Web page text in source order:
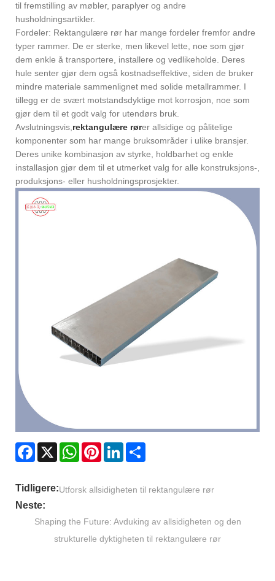
til fremstilling av møbler, paraplyer og andre
husholdningsartikler.
Fordeler: Rektangulære rør har mange fordeler fremfor andre
typer rammer. De er sterke, men likevel lette, noe som gjør
dem enkle å transportere, installere og vedlikeholde. Deres
hule senter gjør dem også kostnadseffektive, siden de bruker
mindre materiale sammenlignet med solide metallrammer. I
tillegg er de svært motstandsdyktige mot korrosjon, noe som
gjør dem til et godt valg for utendørs bruk.
Avslutningsvis,rektangulære rører allsidige og pålitelige
komponenter som har mange bruksområder i ulike bransjer.
Deres unike kombinasjon av styrke, holdbarhet og enkle
installasjon gjør dem til et utmerket valg for alle konstruksjons-,
produksjons- eller husholdningsprosjekter.
Facebook
X WhatsAppPinterestLinkedIn
Tidligere:Utforsk allsidigheten til rektangulære rør
Neste:
Shaping the Future: Avduking av allsidigheten og den
strukturelle dyktigheten til rektangulære rør